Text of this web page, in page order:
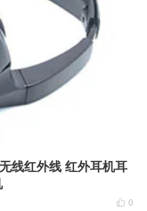
线红外线 红外耳机耳
 0